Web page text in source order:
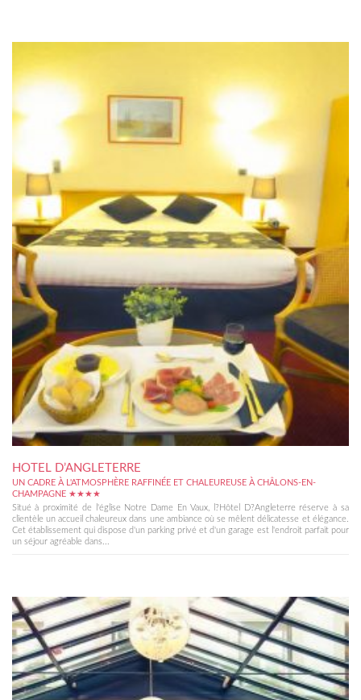
HOTEL D’ANGLETERRE
UN CADRE À L'ATMOSPHÈRE RAFFINÉE ET CHALEUREUSE À CHÂLONS-EN-
CHAMPAGNE ★★★★
Situé à proximité de l'église Notre Dame En Vaux, l?Hôtel D?Angleterre réserve à sa
clientèle un accueil chaleureux dans une ambiance où se mêlent délicatesse et élégance.
Cet établissement qui dispose d'un parking privé et d'un garage est l'endroit parfait pour
un séjour agréable dans...